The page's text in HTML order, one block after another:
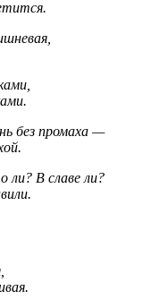
без промаха —
ли? В славе ли?